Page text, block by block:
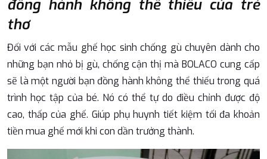
đồng hành không thể thiếu của trẻ
thơ
Đối với các mẫu ghế học sinh chống gù chuyên dành cho
những bạn nhỏ bị gù, chống cận thị mà BOLACO cung cấp
sẽ là một người bạn đồng hành không thể thiếu trong quá
trình học tập của bé. Nó có thể tự do điều chỉnh được độ
cao, thấp của ghế. Giúp phụ huynh tiết kiệm tối đa khoản
tiền mua ghế mới khi con dần trưởng thành.